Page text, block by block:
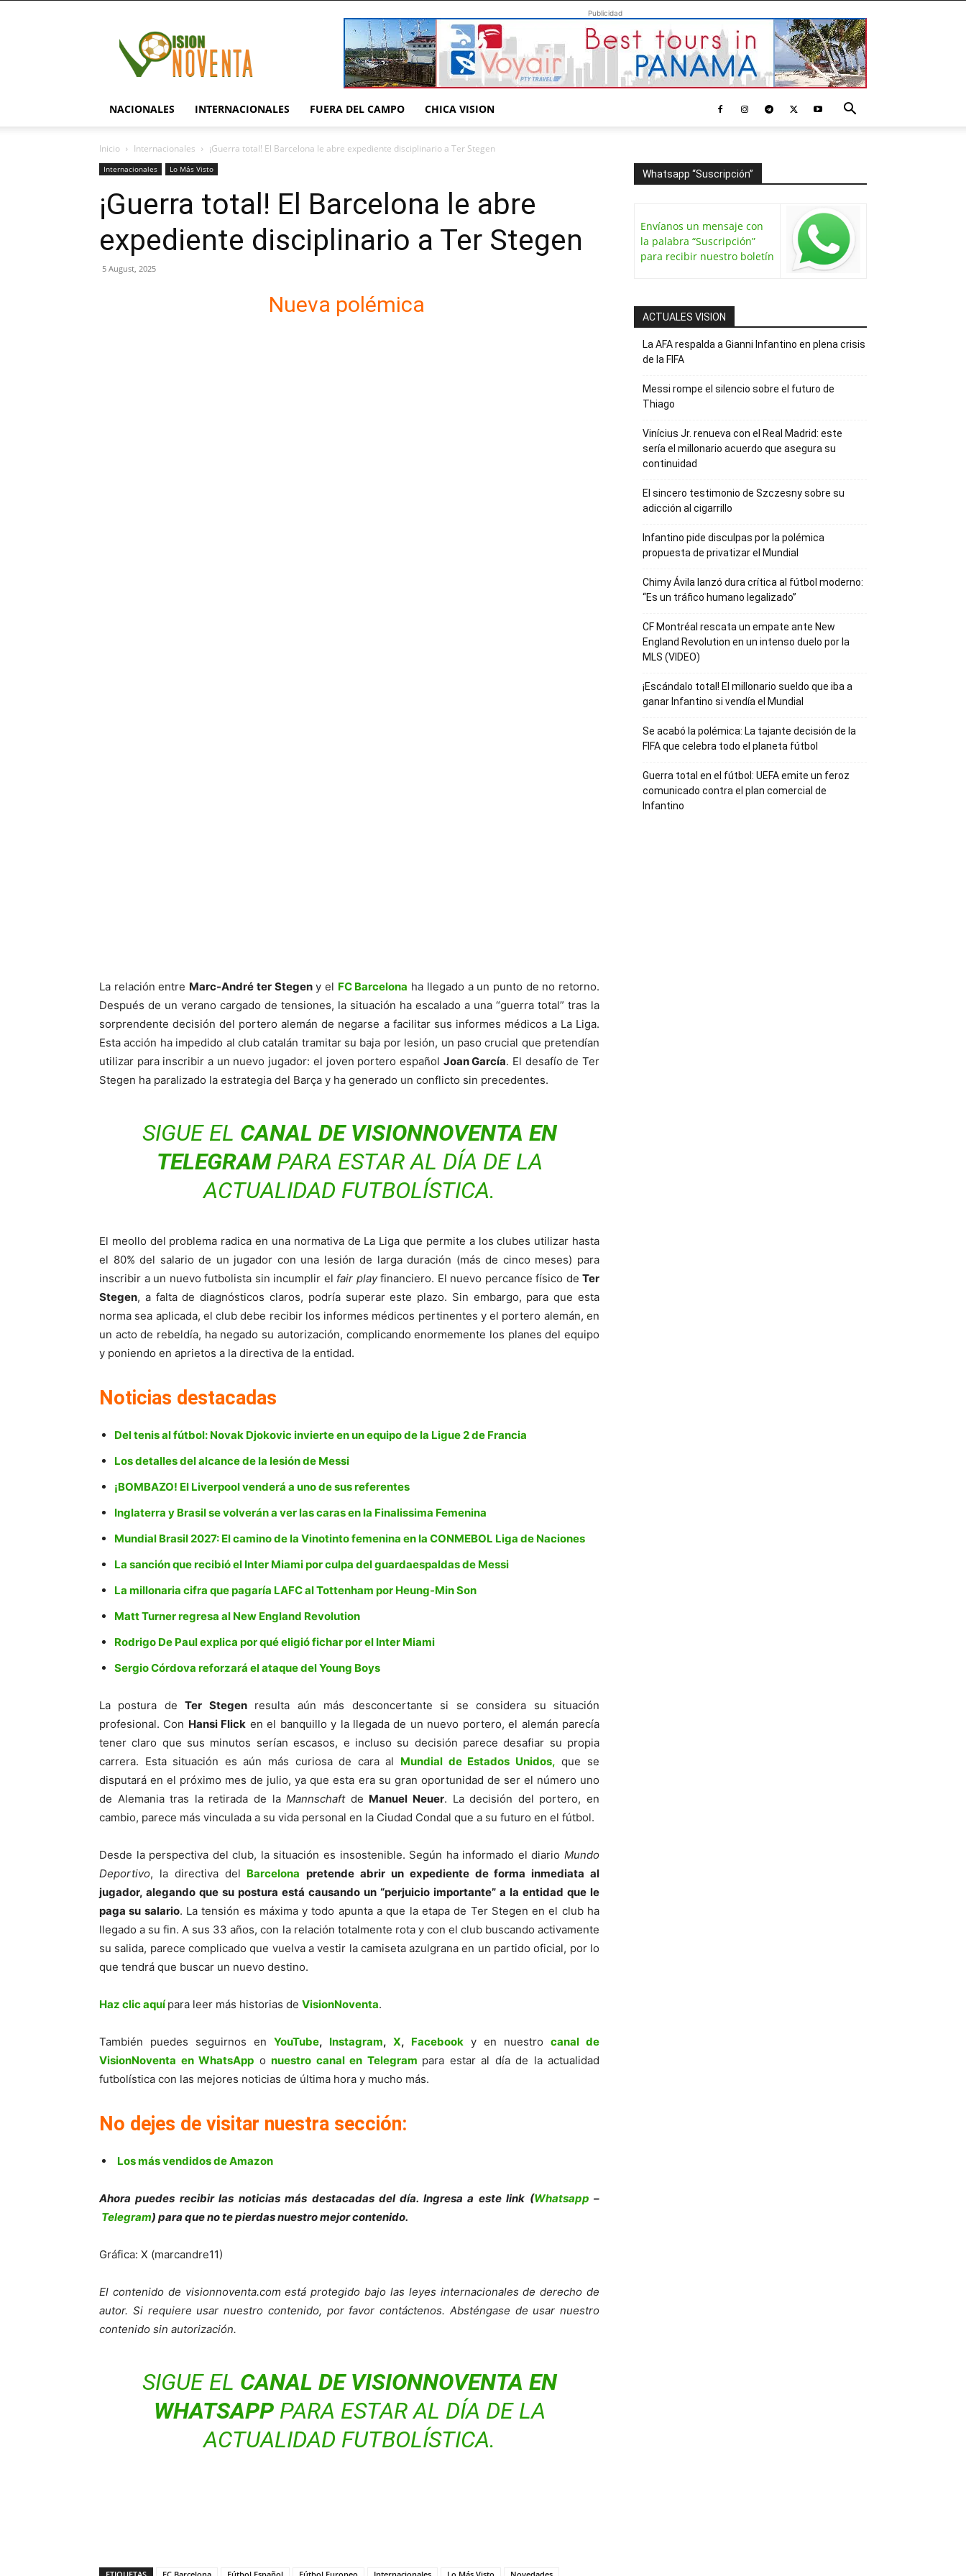
Publicidad
NACIONALES INTERNACIONALES FUERA DEL CAMPO CHICA VISION
Inicio Internacionales ¡Guerra total! El Barcelona le abre expediente disciplinario a Ter Stegen
Internacionales Lo Más Visto
¡Guerra total! El Barcelona le abre
expediente disciplinario a Ter Stegen
5 August, 2025
Nueva polémica
La relación entre Marc-André ter Stegeny el FC Barcelona ha llegado a un punto de no retorno.
Después de un verano cargado de tensiones, la situación ha escalado a una “guerra total” tras la
sorprendente decisión del portero alemán de negarse a facilitar sus informes médicos a La Liga.
Esta acción ha impedido al club catalán tramitar su baja por lesión, un paso crucial que pretendían
utilizar para inscribir a un nuevo jugador: el joven portero español Joan García. El desafío de Ter
Stegen ha paralizado la estrategia del Barça y ha generado un conflicto sin precedentes.
SIGUE EL CANAL DE VISIONNOVENTA EN
TELEGRAM PARA ESTAR AL DÍA DE LA
ACTUALIDAD FUTBOLÍSTICA.
El meollo del problema radica en una normativa de La Liga que permite a los clubes utilizar hasta
el 80% del salario de un jugador con una lesión de larga duración (más de cinco meses) para
inscribir a un nuevo futbolista sin incumplir el fair playfinanciero. El nuevo percance físico de Ter
Stegen, a falta de diagnósticos claros, podría superar este plazo. Sin embargo, para que esta
norma sea aplicada, el club debe recibir los informes médicos pertinentes y el portero alemán, en
un acto de rebeldía, ha negado su autorización, complicando enormemente los planes del equipo
y poniendo en aprietos a la directiva de la entidad.
Noticias destacadas
Del tenis al fútbol: Novak Djokovic invierte en un equipo de la Ligue 2 de Francia
Los detalles del alcance de la lesión de Messi
¡BOMBAZO! El Liverpool venderá a uno de sus referentes
Inglaterra y Brasil se volverán a ver las caras en la Finalissima Femenina
Mundial Brasil 2027: El camino de la Vinotinto femenina en la CONMEBOL Liga de Naciones
La sanción que recibió el Inter Miami por culpa del guardaespaldas de Messi
La millonaria cifra que pagaría LAFC al Tottenham por Heung-Min Son
Matt Turner regresa al New England Revolution
Rodrigo De Paul explica por qué eligió fichar por el Inter Miami
Sergio Córdova reforzará el ataque del Young Boys
La postura deTer Stegenresulta aún más desconcertante si se considera su situación
profesional. Con Hansi Flick en el banquillo y la llegada de un nuevo portero, el alemán parecía
tener claro que sus minutos serían escasos, e incluso su decisión parece desafiar su propia
carrera. Esta situación es aún más curiosa de cara al Mundial de Estados Unidos, que se
disputará en el próximo mes de julio, ya que esta era su gran oportunidad de ser el número uno
de Alemania tras la retirada de laMannschaftde Manuel Neuer. La decisión del portero, en
cambio, parece más vinculada a su vida personal en la Ciudad Condal que a su futuro en el fútbol.
Desde la perspectiva del club, la situación es insostenible. Según ha informado el diario Mundo
Deportivo, la directiva del Barcelona pretende abrir un expediente de forma inmediata al
jugador, alegando que su postura está causando un “perjuicio importante” a la entidad que le
paga su salario. La tensión es máxima y todo apunta a que la etapa de Ter Stegen en el club ha
llegado a su fin. A sus 33 años, con la relación totalmente rota y con el club buscando activamente
su salida, parece complicado que vuelva a vestir la camiseta azulgrana en un partido oficial, por lo
que tendrá que buscar un nuevo destino.
Haz clic aquí para leer más historias de VisionNoventa.
También puedes seguirnos en YouTube, Instagram, X, Facebook y en nuestro canal de
VisionNoventa en WhatsApp o nuestro canal en Telegram para estar al día de la actualidad
futbolística con las mejores noticias de última hora y mucho más.
No dejes de visitar nuestra sección:
Los más vendidos de Amazon
Ahora puedes recibir las noticias más destacadas del día. Ingresa a este link (Whatsapp –
Telegram) para que no te pierdas nuestro mejor contenido.
Gráfica: X (marcandre11)
El contenido de visionnoventa.com está protegido bajo las leyes internacionales de derecho de
autor. Si requiere usar nuestro contenido, por favor contáctenos. Absténgase de usar nuestro
contenido sin autorización.
SIGUE EL CANAL DE VISIONNOVENTA EN
WHATSAPPPARA ESTAR AL DÍA DE LA
ACTUALIDAD FUTBOLÍSTICA.
Whatsapp “Suscripción”
Envíanos un mensaje con
la palabra “Suscripción”
para recibir nuestro boletín
ACTUALES VISION
La AFA respalda a Gianni Infantino en plena crisis
de la FIFA
Messi rompe el silencio sobre el futuro de
Thiago
Vinícius Jr. renueva con el Real Madrid: este
sería el millonario acuerdo que asegura su
continuidad
El sincero testimonio de Szczesny sobre su
adicción al cigarrillo
Infantino pide disculpas por la polémica
propuesta de privatizar el Mundial
Chimy Ávila lanzó dura crítica al fútbol moderno:
“Es un tráfico humano legalizado”
CF Montréal rescata un empate ante New
England Revolution en un intenso duelo por la
MLS (VIDEO)
¡Escándalo total! El millonario sueldo que iba a
ganar Infantino si vendía el Mundial
Se acabó la polémica: La tajante decisión de la
FIFA que celebra todo el planeta fútbol
Guerra total en el fútbol: UEFA emite un feroz
comunicado contra el plan comercial de
Infantino